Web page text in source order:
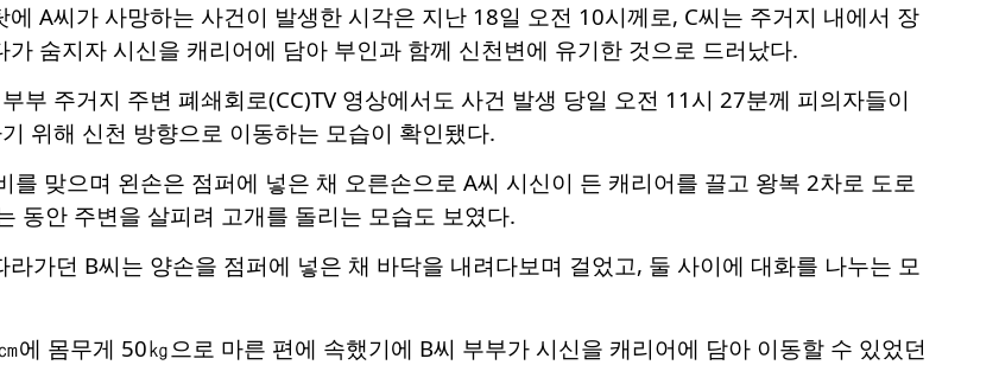
A씨가 사망하는 사건이 발생한 시각은 지난 18일 오전 10시께로, C씨는 주거지 내에서 장
숨지자 시신을 캐리어에 담아 부인과 함께 신천변에 유기한 것으로 드러났다.
부 주거지 주변 폐쇄회로(CC)TV 영상에서도 사건 발생 당일 오전 11시 27분께 피의자들이
위해 신천 방향으로 이동하는 모습이 확인됐다.
를 맞으며 왼손은 점퍼에 넣은 채 오른손으로 A씨 시신이 든 캐리어를 끌고 왕복 2차로 도로
동안 주변을 살피려 고개를 돌리는 모습도 보였다.
가던 B씨는 양손을 점퍼에 넣은 채 바닥을 내려다보며 걸었고, 둘 사이에 대화를 나누는 모
에 몸무게 50㎏으로 마른 편에 속했기에 B씨 부부가 시신을 캐리어에 담아 이동할 수 있었던